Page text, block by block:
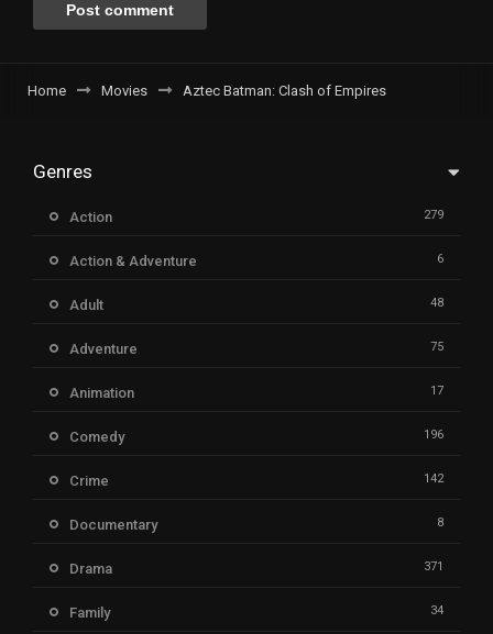
Home Movies Aztec Batman: Clash of Empires
Genres
Action 279
Action & Adventure 6
Adult 48
Adventure 75
Animation 17
Comedy 196
Crime 142
Documentary 8
Drama 371
Family 34